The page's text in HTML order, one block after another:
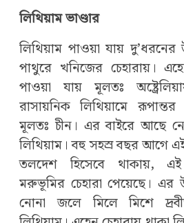
লিথিয়াম ভাণ্ডার
লিথিয়াম পাওয়া যায়
পাথুরে খনিজের চেহারায়।
পাওয়া যায় মূলতঃ
রাসায়নিক লিথিয়ামে
মূলতঃ চীন। এর বাইরে আছে
লিথিয়াম। বহু সহস্র বছর আগে
তলদেশ হিসেবে থাকায়,
মরুভূমির চেহারা পেয়েছে। এর
নোনা জলে মিলে মিশে